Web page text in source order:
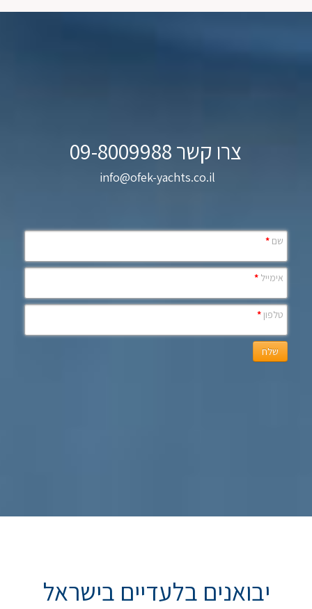
צרו קשר 09-8009988
info@ofek-yachts.co.il
שם *
אימייל *
טלפון *
שלח
יבואנים בלעדיים בישראל